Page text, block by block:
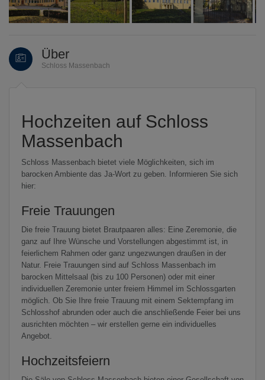
Über
Schloss Massenbach
Hochzeiten auf Schloss
Massenbach
Schloss Massenbach bietet viele Möglichkeiten, sich im
barocken Ambiente das Ja-Wort zu geben. Informieren Sie sich
hier:
Freie Trauungen
Die freie Trauung bietet Brautpaaren alles: Eine Zeremonie, die
ganz auf Ihre Wünsche und Vorstellungen abgestimmt ist, in
feierlichem Rahmen oder ganz ungezwungen draußen in der
Natur. Freie Trauungen sind auf Schloss Massenbach im
barocken Mittelsaal (bis zu 100 Personen) oder mit einer
individuellen Zeremonie unter freiem Himmel im Schlossgarten
möglich. Ob Sie Ihre freie Trauung mit einem Sektempfang im
Schlosshof abrunden oder auch die anschließende Feier bei uns
ausrichten möchten – wir erstellen gerne ein individuelles
Angebot.
Hochzeitsfeiern